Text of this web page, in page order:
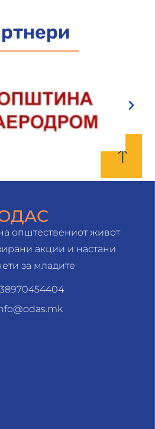
општествениот живот
акции и настани
за младите